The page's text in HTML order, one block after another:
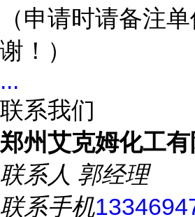
（申请时请备注
谢！）
...
联系我们
郑州艾克姆化工有
联系人 郭经理
联系手机